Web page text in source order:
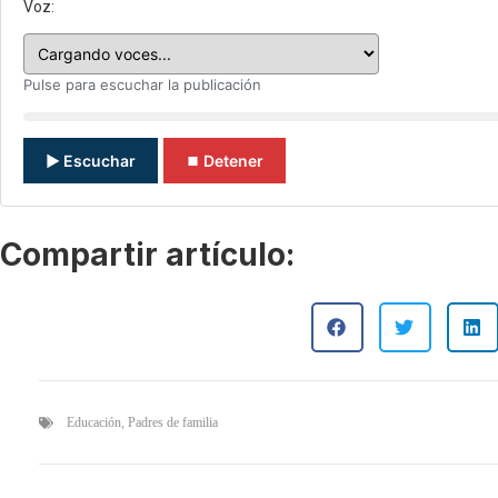
Voz:
Pulse para escuchar la publicación
▶ Escuchar ⏹ Detener
Compartir artículo:
Educación, Padres de familia